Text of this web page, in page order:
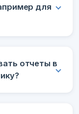
для
отчеты в